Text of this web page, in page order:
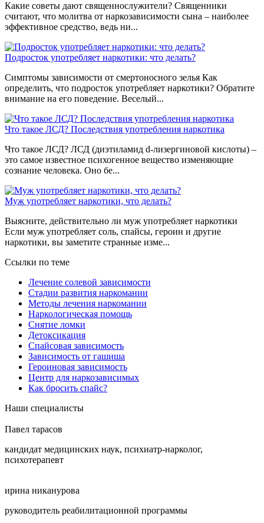
Какие советы дают священнослужители? Священники
считают, что молитва от наркозависимости сына – наиболее
эффективное средство, ведь ни...
Подросток употребляет наркотики: что делать?
Симптомы зависимости от смертоносного зелья Как
определить, что подросток употребляет наркотики? Обратите
внимание на его поведение. Веселый...
Что такое ЛСД? Последствия употребления наркотика
Что такое ЛСД? ЛСД (диэтиламид d-лизергиновой кислоты) –
это самое известное психогенное вещество изменяющие
сознание человека. Оно бе...
Муж употребляет наркотики, что делать?
Выясните, действительно ли муж употребляет наркотики
Если муж употребляет соль, спайсы, героин и другие
наркотики, вы заметите странные изме...
Ссылки по теме
Лечение солевой зависимости
Стадии развития наркомании
Методы лечения наркомании
Наркологическая помощь
Снятие ломки
Детоксикация
Спайсовая зависимость
Зависимость от гашиша
Героиновая зависимость
Центр для наркозависимых
Как бросить спайс?
Наши специалисты
Павел тарасов
кандидат медицинских наук, психиатр-нарколог,
психотерапевт
ирина никанурова
руководитель реабилитационной программы